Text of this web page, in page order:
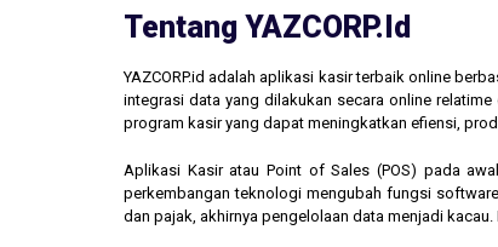
Tentang YAZCORP.id
YAZCORP.id adalah aplikasi kasir terbaik online
integrasi data yang dilakukan secara online relatime
program kasir yang dapat meningkatkan efiensi,
Aplikasi Kasir atau Point of Sales (POS) pada
perkembangan teknologi mengubah fungsi
dan pajak, akhirnya pengelolaan data menjadi